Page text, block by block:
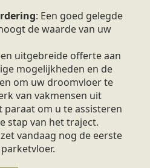
: Een goed gelegde
de waarde van uw
uitgebreide offerte aan
mogelijkheden en de
om uw droomvloer te
van vakmensen uit
paraat om u te assisteren
stap van het traject.
vandaag nog de eerste